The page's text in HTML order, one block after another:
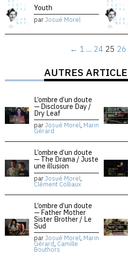
Youth
parJosué Morel
← 1 … 24 25 26
AUTRES
L’ombre d’un doute
— Disclosure Day /
Dry Leaf
parJosué Morel, Marin
Gérard
L’ombre d’un doute
— The Drama / Juste
une illusion
parJosué Morel,
Clément Colliaux
L’ombre d’un doute
— Father Mother
Sister Brother / Le
Sud
parJosué Morel, Marin
Gérard, Camille
Bouthors